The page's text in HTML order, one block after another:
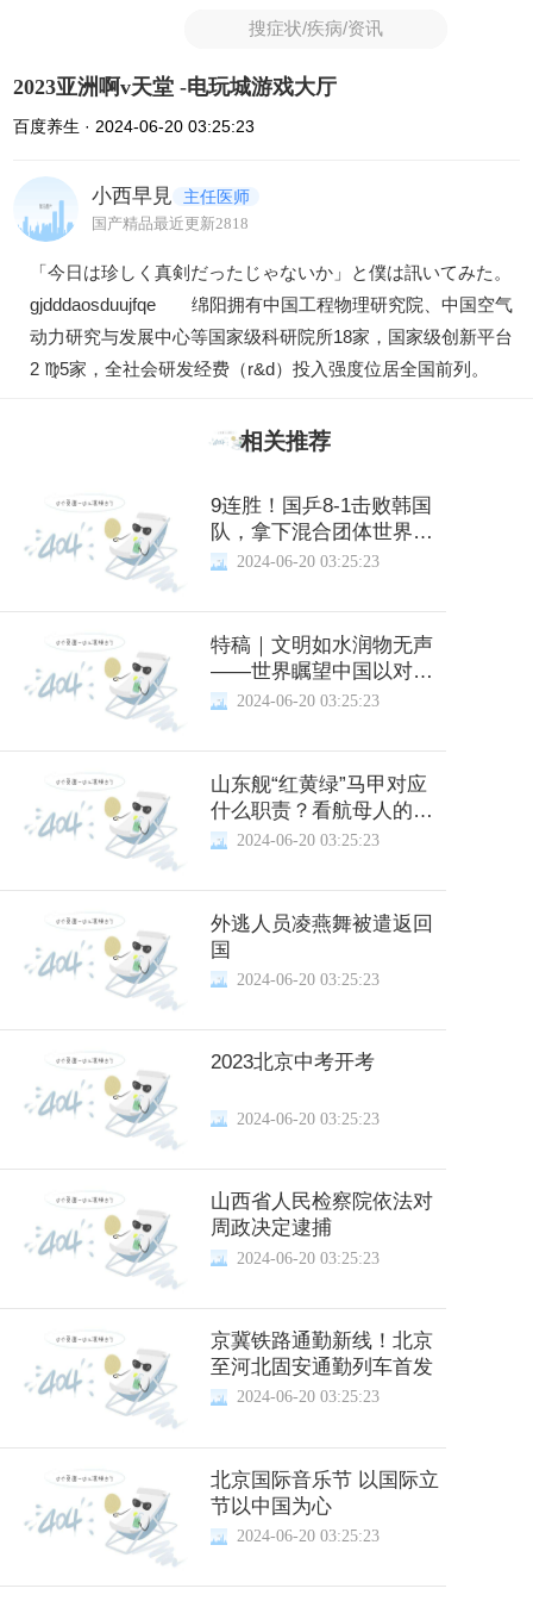
搜症状/疾病/资讯
2023亚洲啊v天堂 -电玩城游戏大厅
百度养生 · 2024-06-20 03:25:23
小西早見 主任医师
国产精品最近更新2818
「今日は珍しく真剣だったじゃないか」と僕は訊いてみた。
gjdddaosduujfqe 绵阳拥有中国工程物理研究院、中国空气
动力研究与发展中心等国家级科研院所18家，国家级创新平台
2 ♍5家，全社会研发经费（r&d）投入强度位居全国前列。
相关推荐
9连胜！国乒8-1击败韩国
队，拿下混合团体世界杯
冠军2024-06-20 03:25:23
特稿｜文明如水润物无声
——世界瞩望中国以对话
推动文明和谐共生
2024-06-20 03:25:23
山东舰“红黄绿”马甲对应
什么职责？看航母人的一
天 2024-06-20 03:25:23
外逃人员凌燕舞被遣返回
国
2024-06-20 03:25:23
2023北京中考开考
2024-06-20 03:25:23
山西省人民检察院依法对
周政决定逮捕
2024-06-20 03:25:23
京冀铁路通勤新线！北京
至河北固安通勤列车首发
2024-06-20 03:25:23
北京国际音乐节 以国际立
节以中国为心
2024-06-20 03:25:23